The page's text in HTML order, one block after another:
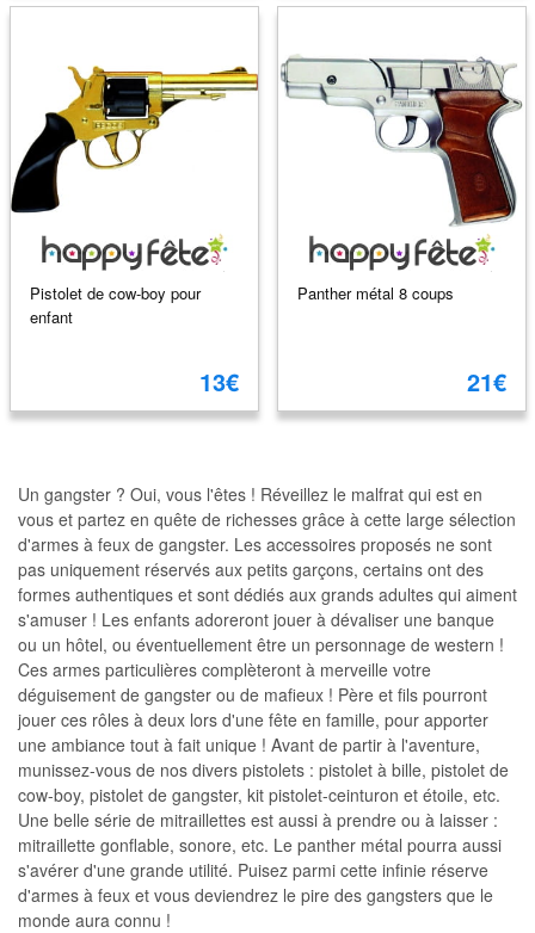
Pistolet de cow-boy pour
enfant
13€
Panther métal 8 coups
21€
Un gangster ? Oui, vous l'êtes ! Réveillez le malfrat qui est en
vous et partez en quête de richesses grâce à cette large sélection
d'armes à feux de gangster. Les accessoires proposés ne sont
pas uniquement réservés aux petits garçons, certains ont des
formes authentiques et sont dédiés aux grands adultes qui aiment
s'amuser ! Les enfants adoreront jouer à dévaliser une banque
ou un hôtel, ou éventuellement être un personnage de western !
Ces armes particulières complèteront à merveille votre
déguisement de gangster ou de mafieux ! Père et fils pourront
jouer ces rôles à deux lors d'une fête en famille, pour apporter
une ambiance tout à fait unique ! Avant de partir à l'aventure,
munissez-vous de nos divers pistolets : pistolet à bille, pistolet de
cow-boy, pistolet de gangster, kit pistolet-ceinturon et étoile, etc.
Une belle série de mitraillettes est aussi à prendre ou à laisser :
mitraillette gonflable, sonore, etc. Le panther métal pourra aussi
s'avérer d'une grande utilité. Puisez parmi cette infinie réserve
d'armes à feux et vous deviendrez le pire des gangsters que le
monde aura connu !